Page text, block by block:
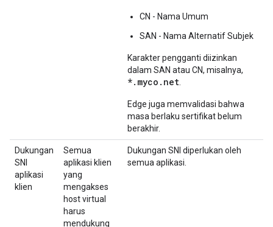
CN - Nama Umum
SAN - Nama Alternatif Subjek
Karakter pengganti diizinkan
dalam SAN atau CN, misalnya,
*.myco.net
Edge juga memvalidasi bahwa
masa berlaku sertifikat belum
berakhir.
Dukungan
SNI
aplikasi
klien
Semua
aplikasi klien
yang
mengakses
host virtual
harus
mendukung
Dukungan SNI diperlukan oleh
semua aplikasi.